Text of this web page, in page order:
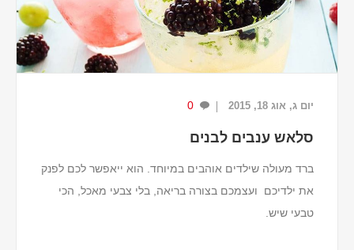
5 תותים גדולים.
מיץ מליים אחד.
גרידת ליים אחד.
¾ כוס חלב קוקוס.
יום ג, אוג 18, 2015 0
סלאש ענבים לבנים
ברד מעולה שילדים אוהבים במיוחד. הוא ייאפשר לכם לפנק
את ילדיכם ועצמכם בצורה בריאה, בלי צבעי מאכל, הכי
טבעי שיש.